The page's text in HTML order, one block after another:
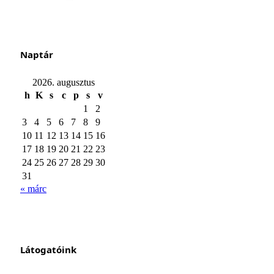
Naptár
2026. augusztus
h K s c p s
v
1
2
3
4 5 6 7 8
9
10 11 12 13 14 15 16
17 18 19 20 21 22 23
24 25 26 27 28 29 30
31
« márc
Látogatóink